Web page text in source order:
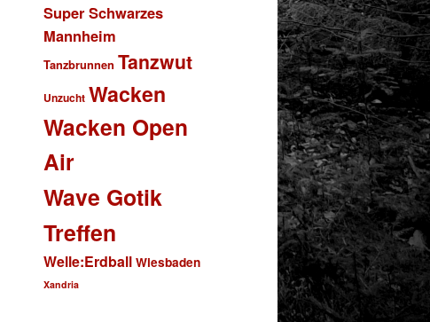
Super Schwarzes
Mannheim
Tanzbrunnen Tanzwut
Unzucht Wacken
Wacken Open
Air
Wave Gotik
Treffen
Welle:Erdball Wiesbaden
Xandria